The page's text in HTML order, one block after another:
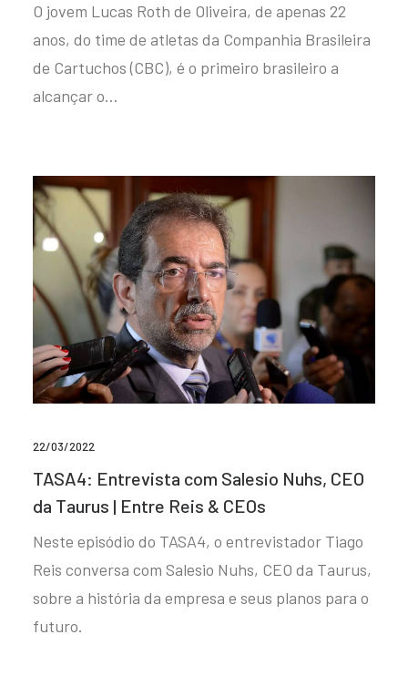
O jovem Lucas Roth de Oliveira, de apenas 22
anos, do time de atletas da Companhia Brasileira
de Cartuchos (CBC), é o primeiro brasileiro a
alcançar o…
22/03/2022
TASA4: Entrevista com Salesio Nuhs, CEO
da Taurus | Entre Reis & CEOs
Neste episódio do TASA4, o entrevistador Tiago
Reis conversa com Salesio Nuhs, CEO da Taurus,
sobre a história da empresa e seus planos para o
futuro.